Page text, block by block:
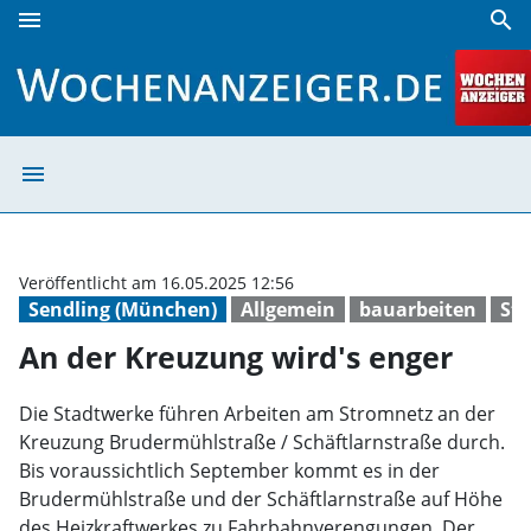
menu search
menu
Sendling (München) Allgemein bauarbeiten
Veröffentlicht am 16.05.2025 12:56
An der Kreuzung wird's enger
Die Stadtwerke führen Arbeiten am Stromnetz an der
Kreuzung Brudermühlstraße / Schäftlarnstraße durch.
Bis voraussichtlich September kommt es in der
Brudermühlstraße und der Schäftlarnstraße auf Höhe